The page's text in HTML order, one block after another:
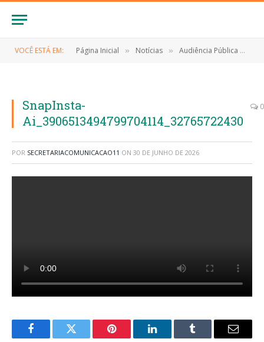
VOCÊ ESTÁ EM: Página Inicial » Notícias » Audiência Pública para discussão da LDO (Lei de Diretrizes Orçamentárias)
SnapInsta-
Ai_3906513494799704114_32765722430
0
POR SECRETARIACOMUNICACAO11 ON 30 DE JUNHO DE 2026
FacebookTwitter Pinterest LinkedInTumblr
E-